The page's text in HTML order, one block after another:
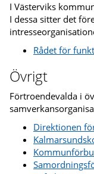
I Västerviks
I dessa sitter det
Rådet för
Övrigt
Förtroendevalda i
Direktionen